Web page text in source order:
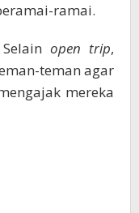
ramai.
open trip,
teman agar
mereka